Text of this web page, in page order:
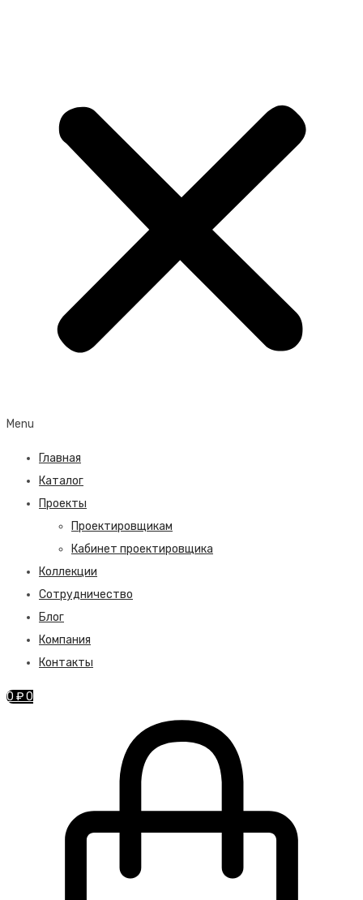
Menu
Главная
Каталог
Проекты
Проектировщикам
Кабинет проектировщика
Коллекции
Сотрудничество
Блог
Компания
Контакты
0 ₽0